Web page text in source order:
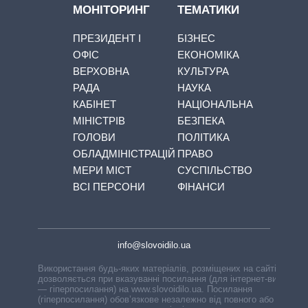
МОНІТОРИНГ
ПРЕЗИДЕНТ І
ОФІС
ВЕРХОВНА
РАДА
КАБІНЕТ
МІНІСТРІВ
ГОЛОВИ
ОБЛАДМІНІСТРАЦІЙ
МЕРИ МІСТ
ВСІ ПЕРСОНИ
ТЕМАТИКИ
БІЗНЕС
ЕКОНОМІКА
КУЛЬТУРА
НАУКА
НАЦІОНАЛЬНА
БЕЗПЕКА
ПОЛІТИКА
ПРАВО
СУСПІЛЬСТВО
ФІНАНСИ
info@slovoidilo.ua
Використання будь-яких матеріалів, розміщених на сайті,
дозволяється при вказуванні посилання (для інтернет-видань
— гіперпосилання) на www.slovoidilo.ua. Посилання
(гіперпосилання) обов’язкове незалежно від повного або